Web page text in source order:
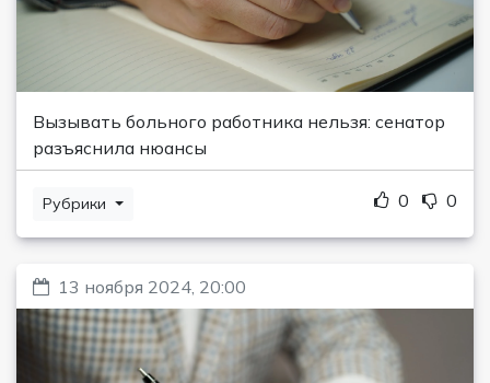
Вызывать больного работника нельзя: сенатор
разъяснила нюансы
Рубрики 0 0
13 ноября 2024, 20:00